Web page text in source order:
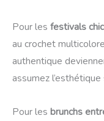
Pour les festivals chic
au crochet
authentique
assumez
Pour les brunchs